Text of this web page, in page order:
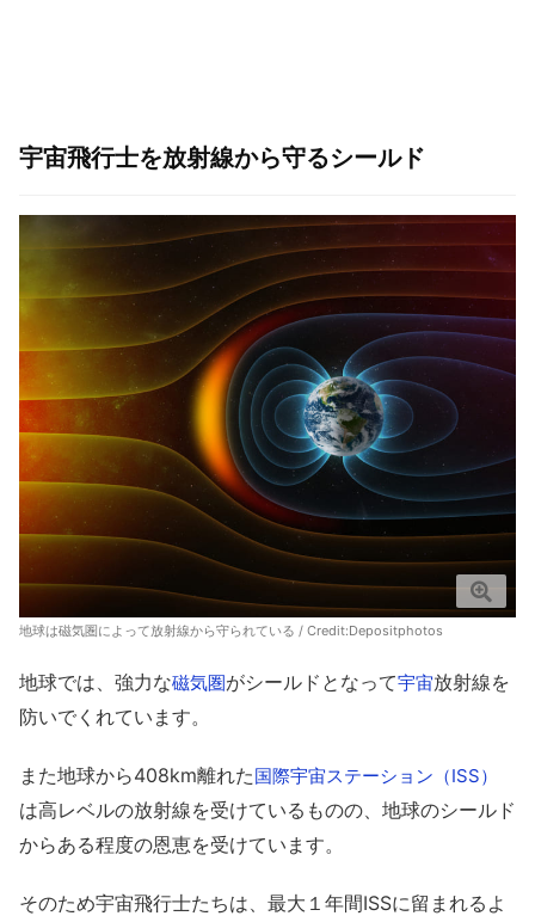
宇宙飛行士を放射線から守るシールド
地球は磁気圏によって放射線から守られている / Credit:Depositphotos
地球では、強力な磁気圏がシールドとなって宇宙放射線を
防いでくれています。
また地球から408km離れた国際宇宙ステーション（ISS）
は高レベルの放射線を受けているものの、地球のシールド
からある程度の恩恵を受けています。
そのため宇宙飛行士たちは、最大１年間ISSに留まれるよ